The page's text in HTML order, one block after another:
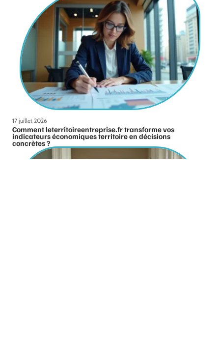
17 juillet 2026
Comment leterritoireentreprise.fr transforme vos
indicateurs économiques territoire en décisions
concrètes ?